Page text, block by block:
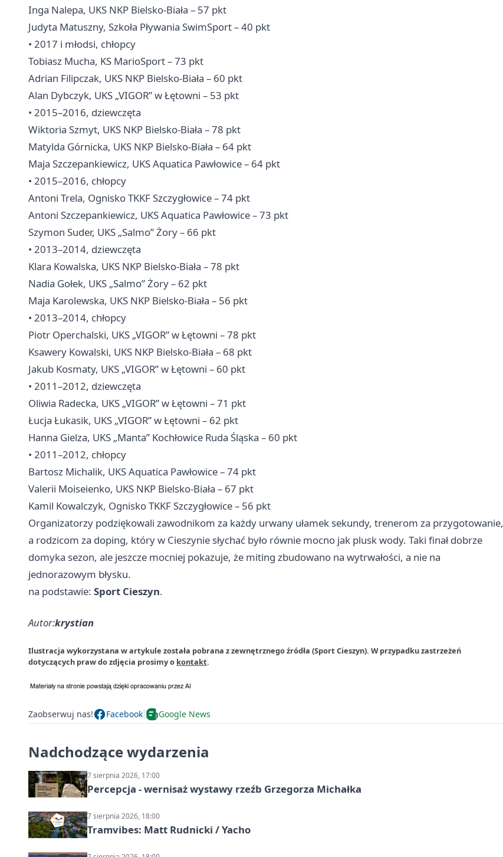
Inga Nalepa, UKS NKP Bielsko-Biała – 57 pkt
Judyta Matuszny, Szkoła Pływania SwimSport – 40 pkt
• 2017 i młodsi, chłopcy
Tobiasz Mucha, KS MarioSport – 73 pkt
Adrian Filipczak, UKS NKP Bielsko-Biała – 60 pkt
Alan Dybczyk, UKS „VIGOR” w Łętowni – 53 pkt
• 2015–2016, dziewczęta
Wiktoria Szmyt, UKS NKP Bielsko-Biała – 78 pkt
Matylda Górnicka, UKS NKP Bielsko-Biała – 64 pkt
Maja Szczepankiewicz, UKS Aquatica Pawłowice – 64 pkt
• 2015–2016, chłopcy
Antoni Trela, Ognisko TKKF Szczygłowice – 74 pkt
Antoni Szczepankiewicz, UKS Aquatica Pawłowice – 73 pkt
Szymon Suder, UKS „Salmo”Żory– 66 pkt
• 2013–2014, dziewczęta
Klara Kowalska, UKS NKP Bielsko-Biała – 78 pkt
Nadia Gołek, UKS „Salmo” Żory – 62 pkt
Maja Karolewska, UKS NKP Bielsko-Biała – 56 pkt
• 2013–2014, chłopcy
Piotr Operchalski, UKS „VIGOR” w Łętowni – 78 pkt
Ksawery Kowalski, UKS NKP Bielsko-Biała – 68 pkt
Jakub Kosmaty, UKS „VIGOR” w Łętowni – 60 pkt
• 2011–2012, dziewczęta
Oliwia Radecka, UKS „VIGOR” w Łętowni – 71 pkt
Łucja Łukasik, UKS „VIGOR” w Łętowni – 62 pkt
Hanna Gielza, UKS „Manta” Kochłowice Ruda Śląska – 60 pkt
• 2011–2012, chłopcy
Bartosz Michalik, UKS Aquatica Pawłowice – 74 pkt
Valerii Moiseienko, UKS NKP Bielsko-Biała – 67 pkt
Kamil Kowalczyk, Ognisko TKKF Szczygłowice – 56 pkt
Organizatorzy podziękowali zawodnikom za każdy urwany ułamek sekundy, trenerom za przygotowanie,
a rodzicom za doping, który w Cieszynie słychać było równie mocno jak plusk wody. Taki finał dobrze
domyka sezon, ale jeszcze mocniej pokazuje, że miting zbudowano na wytrwałości, a nie na
jednorazowym błysku.
na podstawie: Sport Cieszyn.
Autor:krystian
Ilustracja wykorzystana w artykule została pobrana z zewnętrznego źródła (Sport Cieszyn). W przypadku zastrzeżeń
dotyczących praw do zdjęcia prosimy o kontakt.
Zaobserwuj nas! Facebook Google News
Nadchodzące wydarzenia
7 sierpnia 2026, 17:00
Percepcja - wernisaż wystawy rzeźb Grzegorza Michałka
7 sierpnia 2026, 18:00
Tramvibes: Matt Rudnicki / Yacho